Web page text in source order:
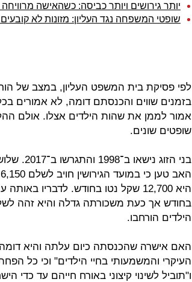
יותר גירושים ויותר כביסה: כשהאישה
שופטי המשפחה נגד העליון: מזונות לא
לפי פסיקת בית המשפט העליון, במצב של
בזמנים שווים והכנסתם דומה, לא אמורים
אמור לממן את שהות הילדים אצלו. אולם
שופטים שונים.
בחודש אך כעת משכורתה גדלה והיא זהה
הילדים הורחבו.
האם אישרה שהכנסתה כיום עלתה והיא
העיקרי והמשמעותי בחיי הילדים" וכי כל
ו"תוביל לשינוי קיצוני באורח חייהם עד כדי